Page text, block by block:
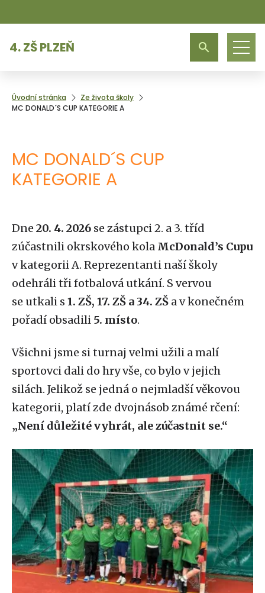
4. ZŠ PLZEŇ
Úvodní stránka
Ze života školy
MC DONALD´S CUP KATEGORIE A
MC DONALD´S CUP
KATEGORIE A
Dne 20. 4. 2026 se zástupci 2. a 3. tříd
zúčastnili okrskového kola McDonald’s Cupu
v kategorii A. Reprezentanti naší školy
odehráli tři fotbalová utkání. S vervou
se utkali s 1. ZŠ, 17. ZŠ a 34. ZŠ a v konečném
pořadí obsadili 5. místo.
Všichni jsme si turnaj velmi užili a malí
sportovci dali do hry vše, co bylo v jejich
silách. Jelikož se jedná o nejmladší věkovou
kategorii, platí zde dvojnásob známé rčení:
„Není důležité vyhrát, ale zúčastnit se.“